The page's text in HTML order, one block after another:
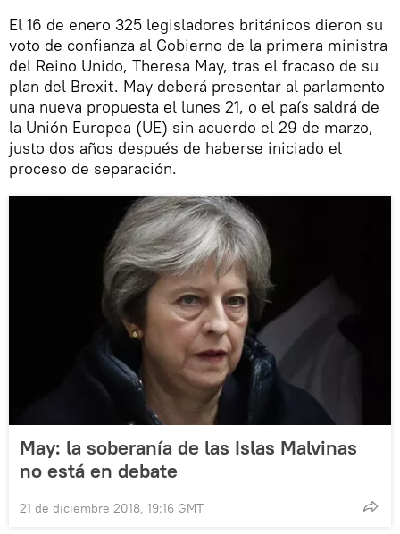
El 16 de enero 325 legisladores británicos dieron su
voto de confianza al Gobierno de la primera ministra
del Reino Unido, Theresa May, tras el fracaso de su
plan del Brexit. May deberá presentar al parlamento
una nueva propuesta el lunes 21, o el país saldrá de
la Unión Europea (UE) sin acuerdo el 29 de marzo,
justo dos años después de haberse iniciado el
proceso de separación.
May: la soberanía de las Islas Malvinas
no está en debate
21 de diciembre 2018, 19:16 GMT